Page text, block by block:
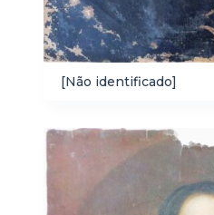
[Não identificado]